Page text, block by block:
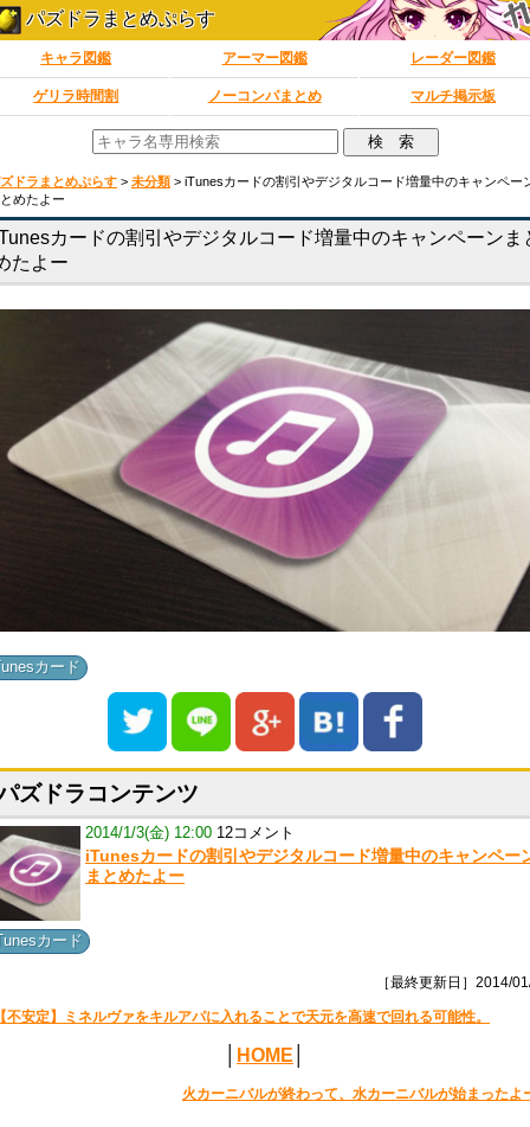
パズドラまとめぷらす
キャラ図鑑 アーマー図鑑 レーダー図鑑
ゲリラ時間割 ノーコンパまとめ マルチ掲示板
ドラまとめぷらす > 未分類 > iTunesカードの割引やデジタルコード増量中のキャンペー
めたよー
カードの割引やデジタルコード増量中のキャンペーンま
たよー
カード
ズドラコンテンツ
2014/1/3(金) 12:00 12コメント
iTunesカードの割引やデジタルコード増量中のキャンペー
まとめたよー
カード
［最終更新日］2014/
不安定】ミネルヴァをキルアパに入れることで天元を高速で回れる可能性。
HOME
火カーニバルが終わって、水カーニバルが始まったよ